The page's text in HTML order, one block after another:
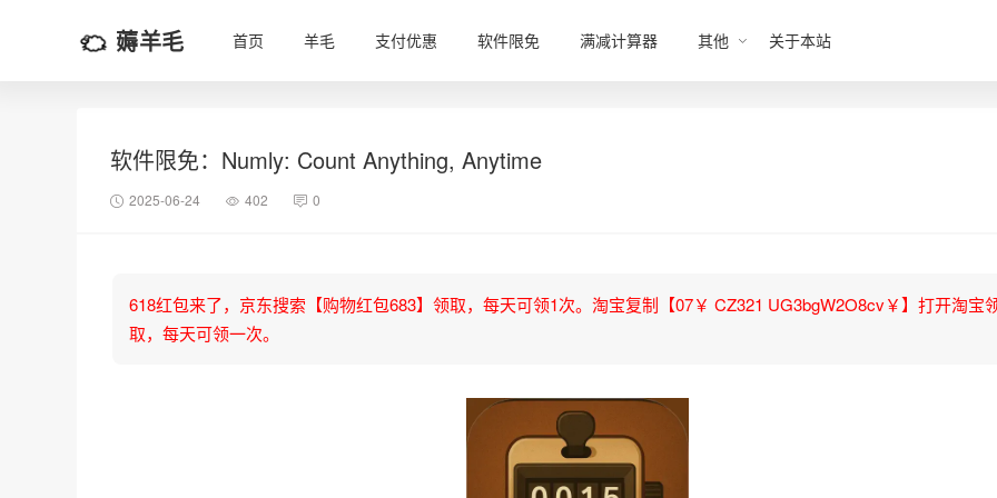
薅羊毛 首页 羊毛 支付优惠 软件限免 满减计算器 其他 关于本站
软件限免：Numly: Count Anything, Anytime
2025-06-24 402 0
618红包来了，京东搜索【购物红包683】领取，每天可领1次。淘宝复制【07￥ CZ321 UG3bgW2O8cv￥】打开淘宝
取，每天可领一次。